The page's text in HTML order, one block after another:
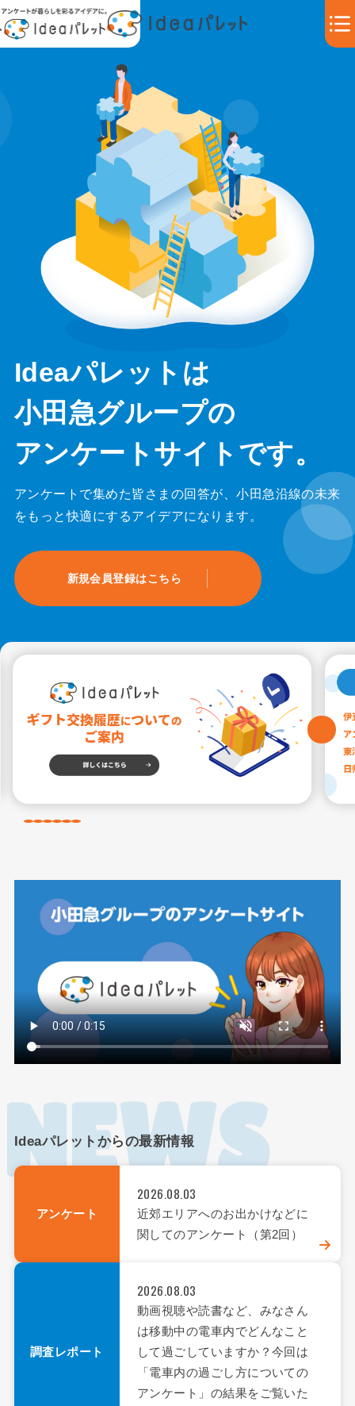
Ideaパレットは
小田急グループの
アンケートサイトです。
アンケートで集めた皆さまの回答が、小田急沿線の未来
を もっと快適にするアイデアになります。
新規会員登録はこちら
Ideaパレットからの最新情報
アンケート
2026.08.03
近郊エリアへのお出かけなどに
関してのアンケート（第2回）
調査レポート
2026.08.03
動画視聴や読書など、みなさん
は移動中の電車内でどんなこと
して過ごしていますか？今回は
「電車内の過ごし方についての
アンケート」の結果をご覧いた